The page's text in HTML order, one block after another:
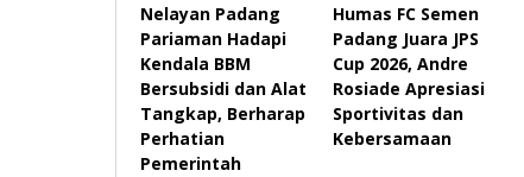
Nelayan Padang
Pariaman Hadapi
Kendala BBM
Bersubsidi dan Alat
Tangkap, Berharap
Perhatian
Pemerintah
Humas FC Semen
Padang Juara JPS
Cup 2026, Andre
Rosiade Apresiasi
Sportivitas dan
Kebersamaan